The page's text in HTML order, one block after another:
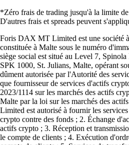
*Zéro frais de trading jusqu'à la limite
D'autres frais et spreads peuvent
Foris DAX MT Limited est une société
constituée à Malte sous le numéro
siège social est situé au Level 7,
SPK 1000, St. Julians, Malte, opérant
dûment autorisée par l'Autorité des
que fournisseur de services d'actifs
2023/1114 sur les marchés des actifs
Malte par la loi sur les marchés des
Limited est autorisé à fournir les
crypto contre des fonds ; 2. Échange
actifs crypto ; 3. Réception et
le compte de clients ; 4. Exécution